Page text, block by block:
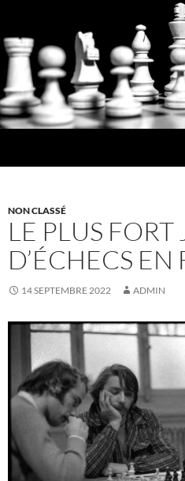
NON CLASSÉ
LE PLUS FORT
D’ÉCHECS EN
14 SEPTEMBRE 2022 ADMIN